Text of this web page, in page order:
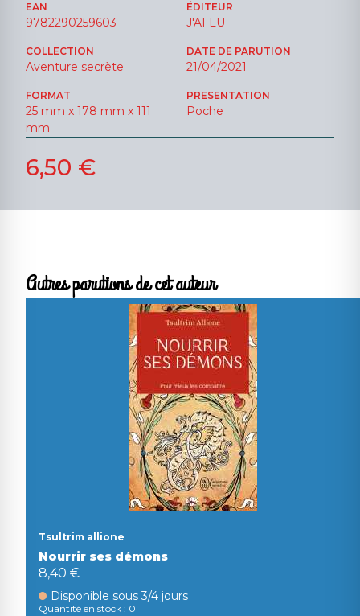
EAN
9782290259603
ÉDITEUR
J'AI LU
COLLECTION
Aventure secrète
DATE DE PARUTION
21/04/2021
FORMAT
25 mm x 178 mm x 111
mm
PRESENTATION
Poche
6,50 €
Autres parutions de cet auteur
Tsultrim allione
Nourrir ses démons
8,40 €
Disponible sous 3/4 jours
Quantité en stock : 0